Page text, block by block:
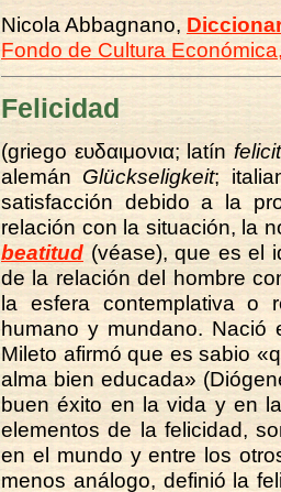
Nicola Abbagnano,
Fondo de Cultura
Felicidad
(griego ευδαιμονια; latín
alemán Glückseligkeit;
satisfacción debido a la
relación con la situación, la
beatitud (véase), que es el
de la relación del hombre
la esfera contemplativa o
humano y mundano. Nació
Mileto afirmó que es sabio
alma bien educada»
buen éxito en la vida y en
elementos de la felicidad,
en el mundo y entre los
menos análogo, definió la